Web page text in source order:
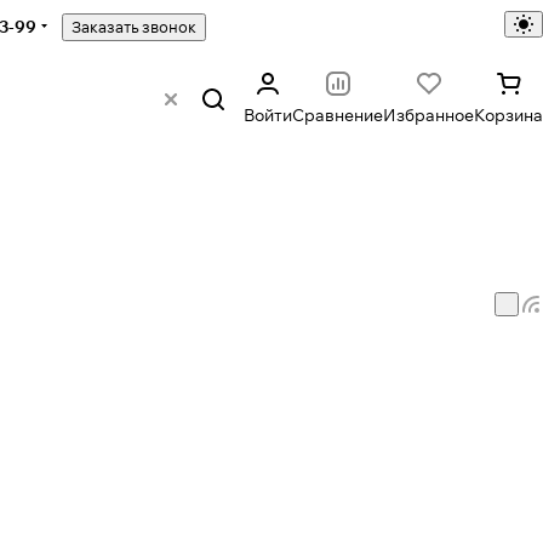
99 Заказать звонок
ВойтиСравнениеИзбранноеКорзина